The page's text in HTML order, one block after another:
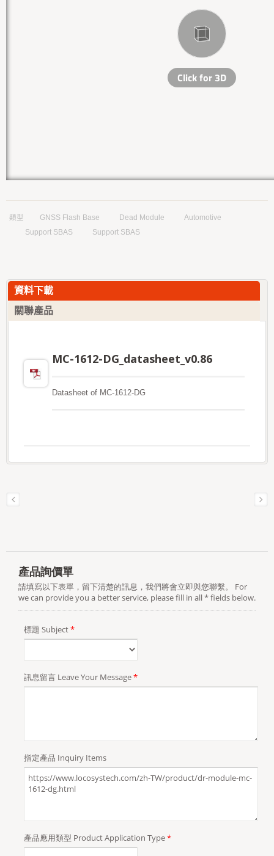
類型 GNSS Flash Base Dead Module
Automotive
Support SBAS
Support SBAS
資料下載
關聯產品
MC-1612-DG_datasheet_v0.86
Datasheet of MC-1612-DG